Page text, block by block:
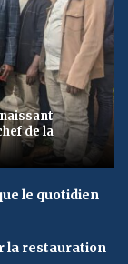
de la
le quotidien
la restauration